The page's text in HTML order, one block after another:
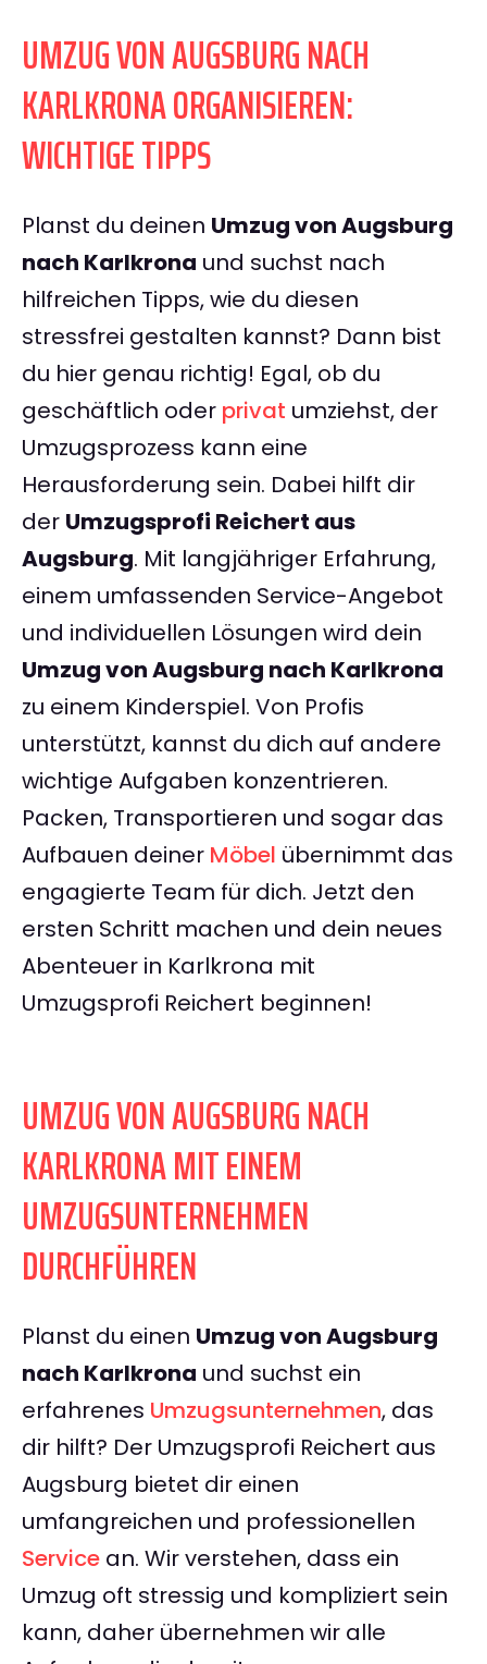
UMZUG VON AUGSBURG NACH
KARLKRONA ORGANISIEREN:
WICHTIGE TIPPS
Planst du deinen Umzug von Augsburg
nach Karlkrona und suchst nach
hilfreichen Tipps, wie du diesen
stressfrei gestalten kannst? Dann bist
du hier genau richtig! Egal, ob du
geschäftlich oder privat umziehst, der
Umzugsprozess kann eine
Herausforderung sein. Dabei hilft dir
der Umzugsprofi Reichert aus
Augsburg. Mit langjähriger Erfahrung,
einem umfassenden Service-Angebot
und individuellen Lösungen wird dein
Umzug von Augsburg nach Karlkrona
zu einem Kinderspiel. Von Profis
unterstützt, kannst du dich auf andere
wichtige Aufgaben konzentrieren.
Packen, Transportieren und sogar das
Aufbauen deiner Möbel übernimmt das
engagierte Team für dich. Jetzt den
ersten Schritt machen und dein neues
Abenteuer in Karlkrona mit
Umzugsprofi Reichert beginnen!
UMZUG VON AUGSBURG NACH
KARLKRONA MIT EINEM
UMZUGSUNTERNEHMEN
DURCHFÜHREN
Planst du einen Umzug von Augsburg
nach Karlkrona und suchst ein
erfahrenes Umzugsunternehmen, das
dir hilft? Der Umzugsprofi Reichert aus
Augsburg bietet dir einen
umfangreichen und professionellen
Service an. Wir verstehen, dass ein
Umzug oft stressig und kompliziert sein
kann, daher übernehmen wir alle